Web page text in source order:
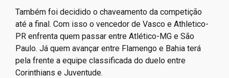
Também foi decidido o chaveamento da competição
até a final. Com isso o vencedor de Vasco e Athletico-
PR enfrenta quem passar entre Atlético-MG e São
Paulo. Já quem avançar entre Flamengo e Bahia terá
pela frente a equipe classificada do duelo entre
Corinthians e Juventude.